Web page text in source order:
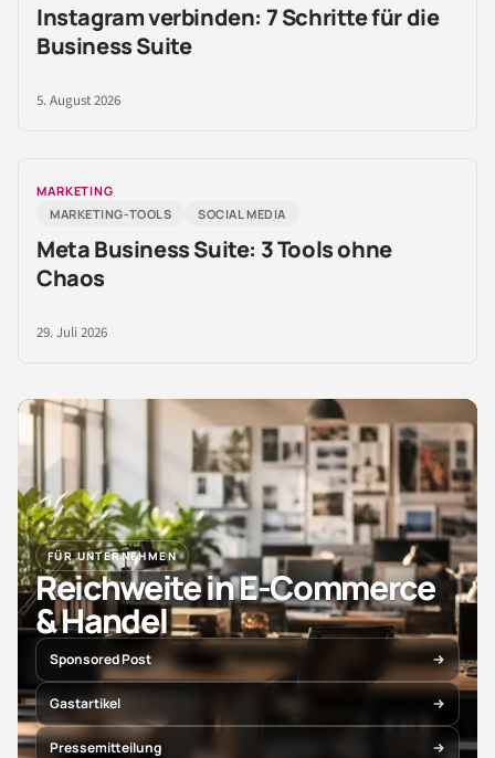
Instagram verbinden: 7 Schritte für die
Business Suite
5. August 2026
MARKETING
MARKETING-TOOLS
SOCIAL MEDIA
Meta Business Suite: 3 Tools ohne
Chaos
29. Juli 2026
FÜR UNTERNEHMEN
Reichweite in E-Commerce
& Handel
Sponsored Post
Gastartikel
Pressemitteilung